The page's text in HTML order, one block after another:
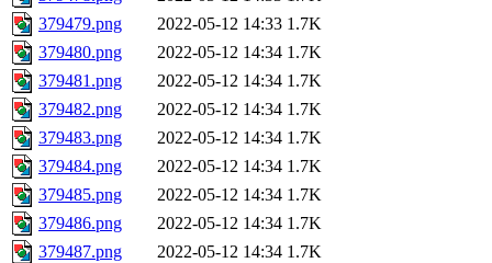
379479.png
2022-05-12 14:33 1.7K
379480.png
2022-05-12 14:34 1.7K
379481.png
2022-05-12 14:34 1.7K
379482.png
2022-05-12 14:34 1.7K
379483.png
2022-05-12 14:34 1.7K
379484.png
2022-05-12 14:34 1.7K
379485.png
2022-05-12 14:34 1.7K
379486.png
2022-05-12 14:34 1.7K
379487.png
2022-05-12 14:34 1.7K